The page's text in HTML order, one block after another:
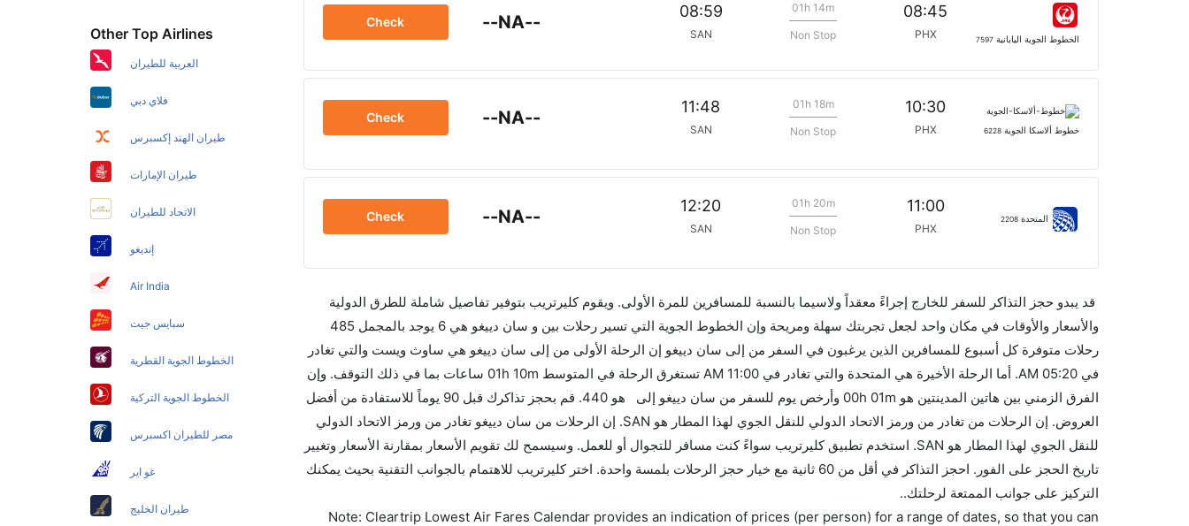
الخطوط الجوية اليابانية 7597
08:45
PHX
01h 14m
Non Stop
08:59
SAN
--NA--
Check
خطوط ألاسكا الجوية 6228
10:30
PHX
01h 18m
Non Stop
11:48
SAN
--NA--
Check
المتحدة 2208
11:00
PHX
01h 20m
Non Stop
12:20
SAN
--NA--
Check
قد يبدو حجز التذاكر للسفر للخارج إجراءً معقداً ولاسيما بالنسبة للمسافرين للمرة الأولى. ويقوم كليرتريب بتوفير تفاصيل شاملة للطرق الدولية
والأسعار والأوقات في مكان واحد لجعل تجربتك سهلة ومريحة وإن الخطوط الجوية التي تسير رحلات بين و سان دييغو هي 6 يوجد بالمجمل 485
رحلات متوفرة كل أسبوع للمسافرين الذين يرغبون في السفر من إلى سان دييغو إن الرحلة الأولى من إلى سان دييغو هي ساوث ويست والتي تغادر
في 05:20 AM. أما الرحلة الأخيرة هي المتحدة والتي تغادر في 11:00 AM تستغرق الرحلة في المتوسط 01h 10m ساعات بما في ذلك التوقف. وإن
الفرق الزمني بين هاتين المدينتين هو 00h 01m وأرخص يوم للسفر من سان دييغو إلى هو 440. قم بحجز تذاكرك قبل 90 يوماً للاستفادة من أفضل
العروض. إن الرحلات من تغادر من ورمز الاتحاد الدولي للنقل الجوي لهذا المطار هو SAN. إن الرحلات من سان دييغو تغادر من ورمز الاتحاد الدولي
للنقل الجوي لهذا المطار هو SAN. استخدم تطبيق كليرتريب سواءً كنت مسافر للتجوال أو للعمل. وسيسمح لك تقويم الأسعار بمقارنة الأسعار وتغيير
تاريخ الحجز على الفور. احجز التذاكر في أقل من 60 ثانية مع خيار حجز الرحلات بلمسة واحدة. اختر كليرتريب للاهتمام بالجوانب التقنية بحيث يمكنك
التركيز على جوانب الممتعة لرحلتك..
Note: Cleartrip Lowest Air Fares Calendar provides an indication of prices (per person) for a range of dates, so that you can
Other Top Airlines
العربية للطيران
فلاي دبي
طيران الهند إكسبرس
طيران الإمارات
الاتحاد للطيران
إنديغو
Air India
سبايس جيت
الخطوط الجوية القطرية
الخطوط الجوية التركية
مصر للطيران اكسبرس
غو اير
طيران الخليج